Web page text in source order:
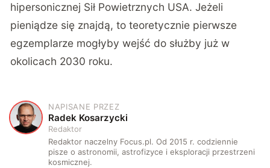
hipersonicznej Sił Powietrznych USA. Jeżeli
pieniądze się znajdą, to teoretycznie pierwsze
egzemplarze mogłyby wejść do służby już w
okolicach 2030 roku.
R
NAPISANE PRZEZ
Radek Kosarzycki
Redaktor
Redaktor naczelny Focus.pl. Od 2015 r. codziennie
pisze o astronomii, astrofizyce i eksploracji przestrzeni
kosmicznej.